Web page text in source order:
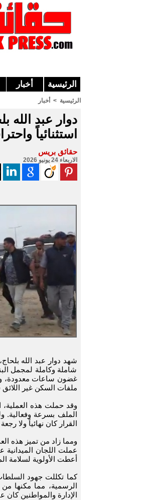
الرئيسية أخبار
الرئيسية > أخبار
دوار عبد الله
استثنائياً
حقائق بريس
الاربعاء 24 يونيو 2026
شاملة وكاملة لمجمل
غضون ساعات معدودة،
ملفات السكن غير اللائق
وقد حملت هذه
الملف بسرعة وفعالية.
القرار كان نهائياً ولا
ومما زاد من تميز هذه
عملت اللجان
أعطت الأولوية لسلامة
كما تكللت جهود
الرسمية، مما مكنها من
الإدارة والمواطنين كان